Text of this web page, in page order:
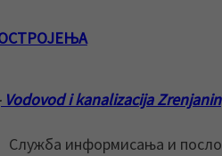
Vodovod i kanalizacija Zrenjanin
Служба информисања и